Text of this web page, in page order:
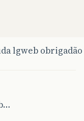
lgweb obrigadão